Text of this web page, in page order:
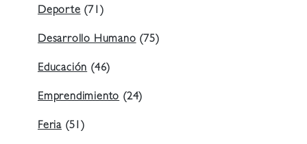
Deporte(71)
Desarrollo Humano(75)
Educación(46)
Emprendimiento(24)
Feria (51)